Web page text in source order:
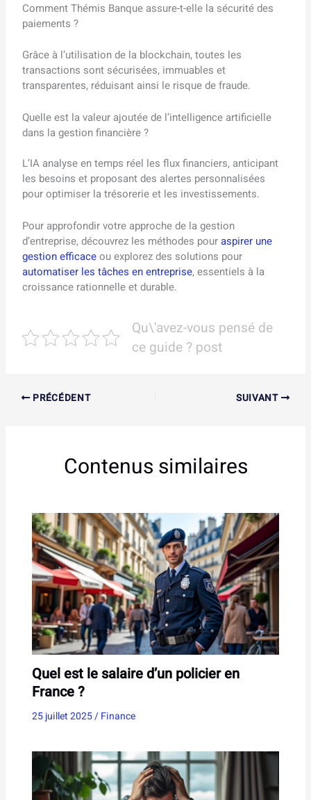
Comment Thémis Banque assure-t-elle la sécurité des
paiements ?
Grâce à l’utilisation de la blockchain, toutes les
transactions sont sécurisées, immuables et
transparentes, réduisant ainsi le risque de fraude.
Quelle est la valeur ajoutée de l’intelligence artificielle
dans la gestion financière ?
L’IA analyse en temps réel les flux financiers, anticipant
les besoins et proposant des alertes personnalisées
pour optimiser la trésorerie et les investissements.
Pour approfondir votre approche de la gestion
d’entreprise, découvrez les méthodes pouraspirer une
gestion efficaceou explorez des solutions pour
automatiser les tâches en entreprise, essentiels à la
croissance rationnelle et durable.
Qu\'avez-vous pensé de
ce guide ? post
PRÉCÉDENT SUIVANT
Contenus similaires
Quel est le salaire d’un policier en
France ?
25 juillet 2025/Finance